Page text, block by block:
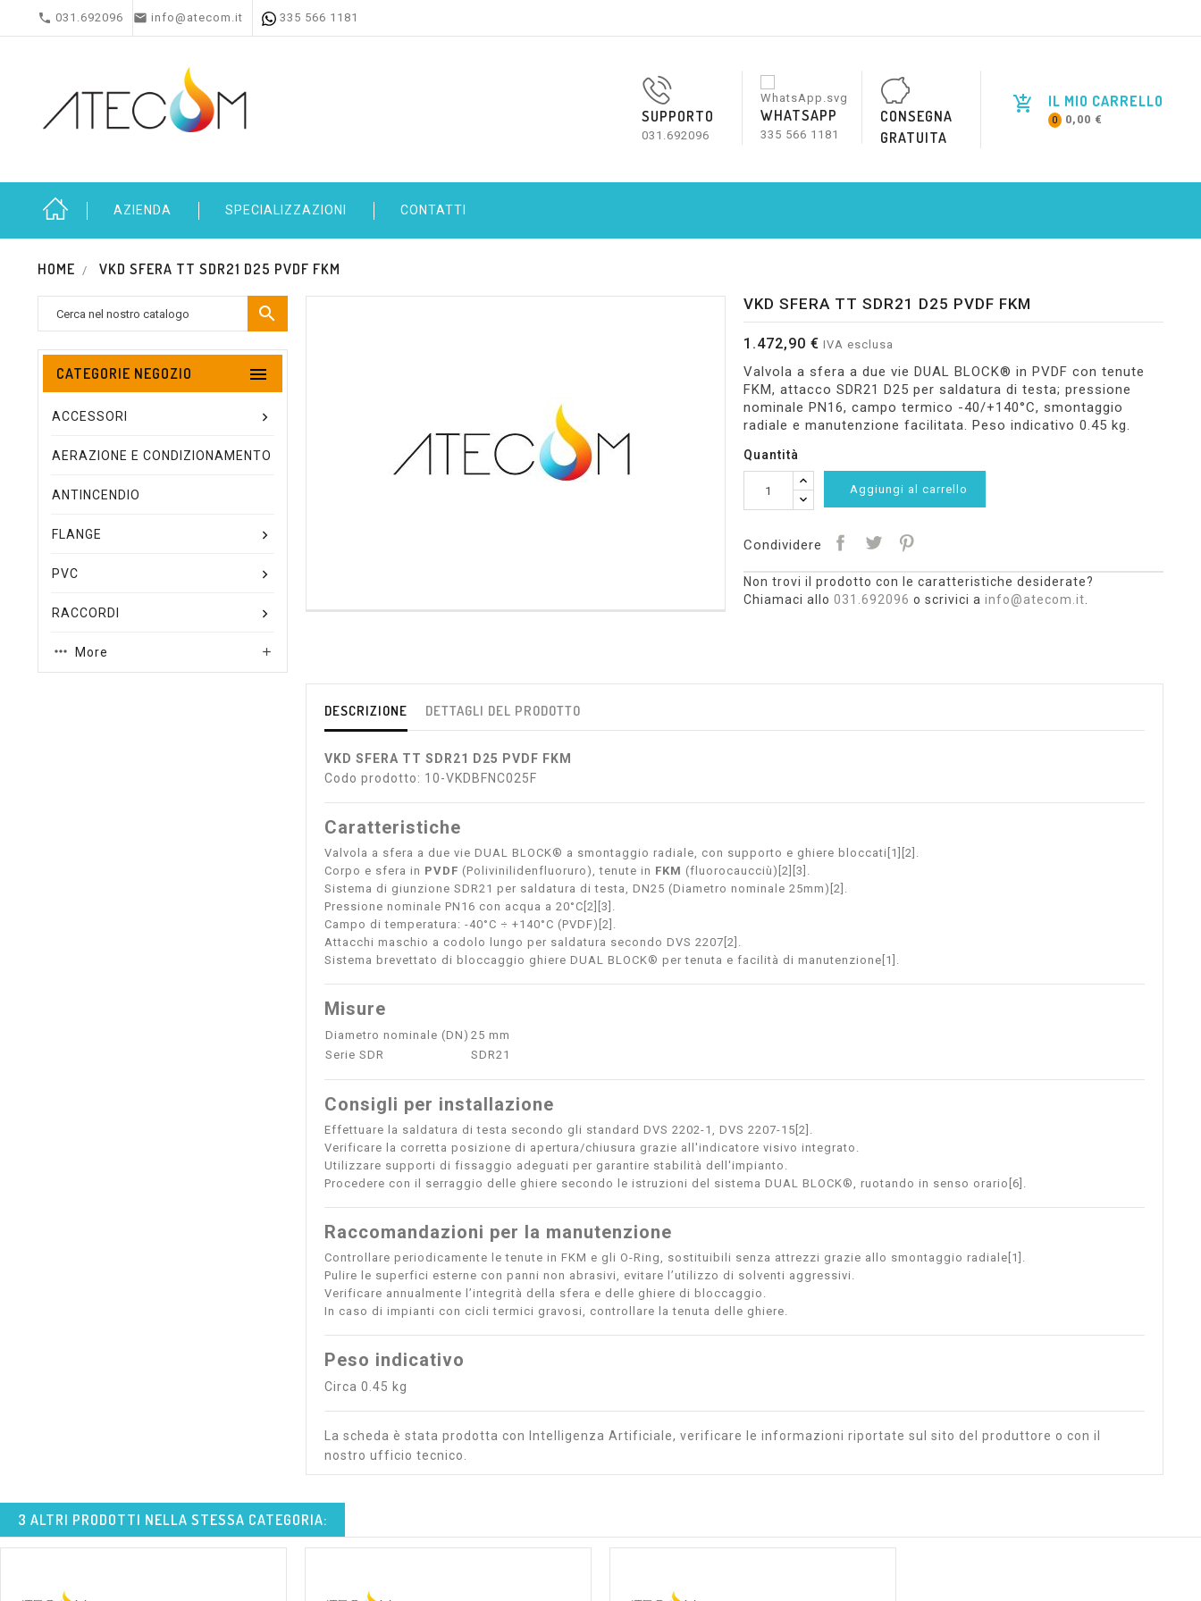
 031.692096  info@atecom.it 335 566 1181
IL MIO CARRELLO
0 0,00 €
SUPPORTO
031.692096
WHATSAPP
335 566 1181
CONSEGNA
GRATUITA
AZIENDA SPECIALIZZAZIONI CONTATTI
HOME VKD SFERA TT SDR21 D25 PVDF FKM

CATEGORIE NEGOZIO 
ACCESSORI
AERAZIONE E CONDIZIONAMENTO
ANTINCENDIO
FLANGE
PVC
RACCORDI
More 
VKD SFERA TT SDR21 D25 PVDF FKM
1.472,90 € IVA esclusa
Valvola a sfera a due vie DUAL BLOCK® in PVDF con tenute
FKM, attacco SDR21 D25 per saldatura di testa; pressione
nominale PN16, campo termico -40/+140°C, smontaggio
radiale e manutenzione facilitata. Peso indicativo 0.45 kg.
Quantità
Aggiungi al carrello
Condividere
Non trovi il prodotto con le caratteristiche desiderate?
Chiamaci allo 031.692096 o scrivici a info@atecom.it
DESCRIZIONE DETTAGLI DEL PRODOTTO
VKD SFERA TT SDR21 D25 PVDF FKM
Codo prodotto: 10-VKDBFNC025F
Caratteristiche
Valvola a sfera a due vie DUAL BLOCK® a smontaggio radiale, con supporto e ghiere bloccati[1][2].
Corpo e sfera in PVDF (Polivinilidenfluoruro), tenute in FKM (fluorocaucciù)[2][3].
Sistema di giunzione SDR21 per saldatura di testa, DN25 (Diametro nominale 25mm)[2].
Pressione nominale PN16 con acqua a 20°C[2][3].
Campo di temperatura: -40°C ÷ +140°C (PVDF)[2].
Attacchi maschio a codolo lungo per saldatura secondo DVS 2207[2].
Sistema brevettato di bloccaggio ghiere DUAL BLOCK® per tenuta e facilità di manutenzione[1].
Misure
Diametro nominale (DN) 25 mm
Serie SDR
SDR21
Consigli per installazione
Effettuare la saldatura di testa secondo gli standard DVS 2202-1, DVS 2207-15[2].
Verificare la corretta posizione di apertura/chiusura grazie all'indicatore visivo integrato.
Utilizzare supporti di fissaggio adeguati per garantire stabilità dell'impianto.
Procedere con il serraggio delle ghiere secondo le istruzioni del sistema DUAL BLOCK®, ruotando in senso orario[6].
Raccomandazioni per la manutenzione
Controllare periodicamente le tenute in FKM e gli O-Ring, sostituibili senza attrezzi grazie allo smontaggio radiale[1].
Pulire le superfici esterne con panni non abrasivi, evitare l’utilizzo di solventi aggressivi.
Verificare annualmente l’integrità della sfera e delle ghiere di bloccaggio.
In caso di impianti con cicli termici gravosi, controllare la tenuta delle ghiere.
Peso indicativo
Circa 0.45 kg
La scheda è stata prodotta con Intelligenza Artificiale, verificare le informazioni riportate sul sito del produttore o con il
nostro ufficio tecnico.
3 ALTRI PRODOTTI NELLA STESSA CATEGORIA: